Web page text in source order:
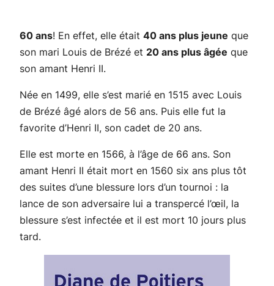
60 ans! En effet, elle était 40 ans plus jeune que
son mari Louis de Brézé et 20 ans plus âgée que
son amant Henri II.
Née en 1499, elle s’est marié en 1515 avec Louis
de Brézé âgé alors de 56 ans. Puis elle fut la
favorite d’Henri II, son cadet de 20 ans.
Elle est morte en 1566, à l’âge de 66 ans. Son
amant Henri II était mort en 1560 six ans plus tôt
des suites d’une blessure lors d’un tournoi : la
lance de son adversaire lui a transpercé l’œil, la
blessure s’est infectée et il est mort 10 jours plus
tard.